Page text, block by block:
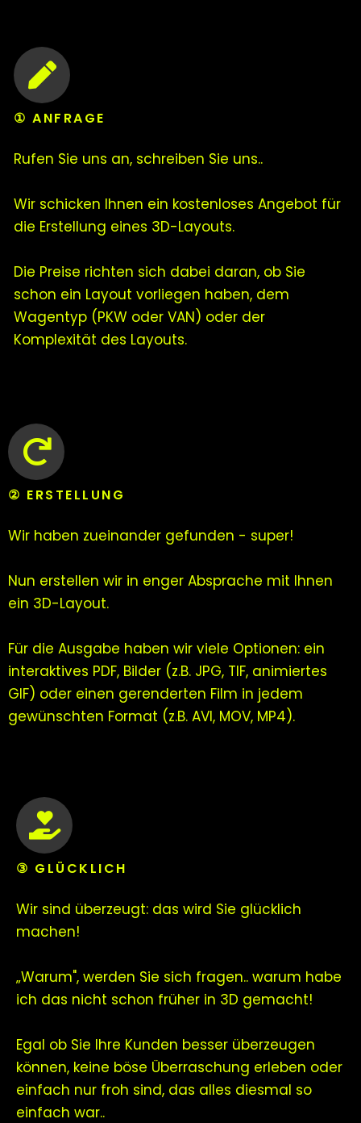
① ANFRAGE
Rufen Sie uns an, schreiben Sie uns..
Wir schicken Ihnen ein kostenloses Angebot für
die Erstellung eines 3D-Layouts.
Die Preise richten sich dabei daran, ob Sie
schon ein Layout vorliegen haben, dem
Wagentyp (PKW oder VAN) oder der
Komplexität des Layouts.
② ERSTELLUNG
Wir haben zueinander gefunden - super!
Nun erstellen wir in enger Absprache mit Ihnen
ein 3D-Layout.
Für die Ausgabe haben wir viele Optionen: ein
interaktives PDF, Bilder (z.B. JPG, TIF, animiertes
GIF) oder einen gerenderten Film in jedem
gewünschten Format (z.B. AVI, MOV, MP4).
③ GLÜCKLICH
Wir sind überzeugt: das wird Sie glücklich
machen!
„Warum", werden Sie sich fragen.. warum habe
ich das nicht schon früher in 3D gemacht!
Egal ob Sie Ihre Kunden besser überzeugen
können, keine böse Überraschung erleben oder
einfach nur froh sind, das alles diesmal so
einfach war..